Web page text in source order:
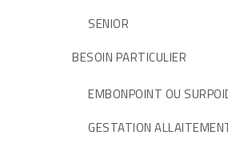
SENIOR
BESOIN PARTICULIER
EMBONPOINT OU
GESTATION